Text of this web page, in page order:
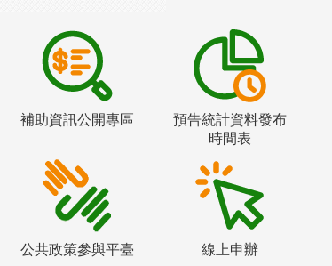
補助資訊公開專區
預告統計資料發布
時間表
公共政策參與平臺 線上申辦